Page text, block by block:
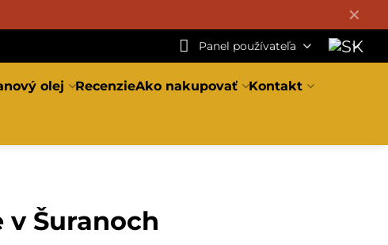
✕
Panel používateľa
olej RecenzieAko nakupovať Kontakt
Šuranoch